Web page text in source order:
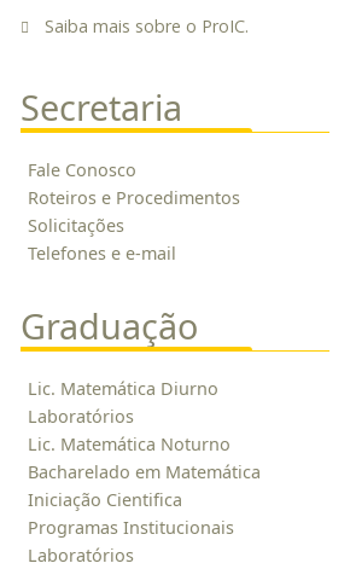
Saiba mais sobre o ProIC.
Secretaria
Fale Conosco
Roteiros e Procedimentos
Solicitações
Telefones e e-mail
Graduação
Lic. Matemática Diurno
Laboratórios
Lic. Matemática Noturno
Bacharelado em Matemática
Iniciação Cientifica
Programas Institucionais
Laboratórios